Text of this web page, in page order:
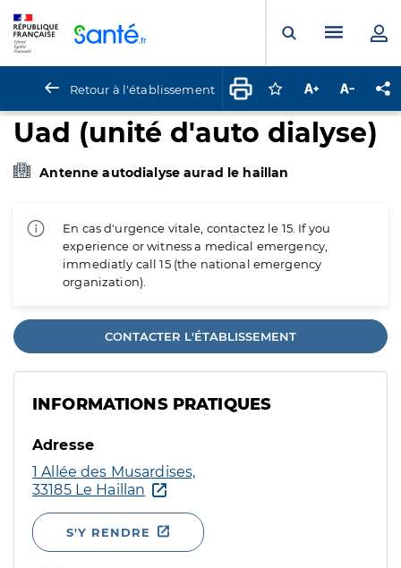
Ouvrir laMenu
Retour à l'établissement Connectez-vous
Augmenter la
Uad (unité d'auto dialyse)
Antenne autodialyse aurad le haillan
En cas d'urgence vitale, contactez le 15. If you
experience or witness a medical emergency,
immediatly call 15 (the national emergency
organization).
CONTACTER L'ÉTABLISSEMENT
INFORMATIONS PRATIQUES
Adresse
1 Allée des Musardises,
33185 Le Haillan
S'Y RENDRE